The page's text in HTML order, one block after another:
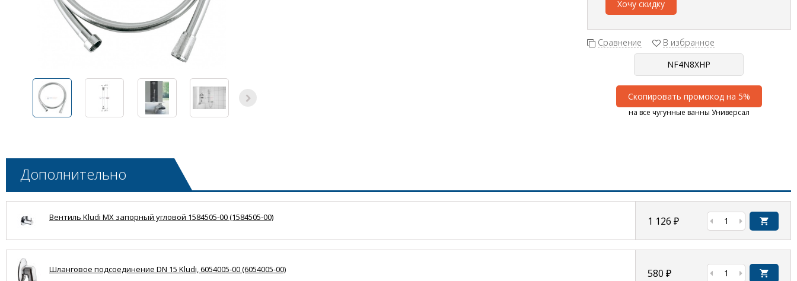
Хочу скидку
Сравнение В избранное
Скопировать промокод на 5%
на все чугунные ванны Универсал
Дополнительно
Вентиль Kludi MX запорный угловой 1584505-00 (1584505-00) 1 126 ₽
Шланговое подсоединение DN 15 Kludi, 6054005-00 (6054005-00) 580 ₽